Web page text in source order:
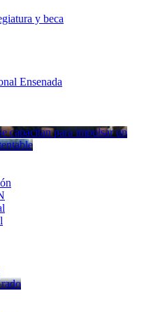
y beca
Ensenada
capacitan para impulsar un